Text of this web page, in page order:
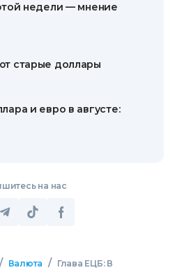
недели — мнение
старые доллары
и евро в августе:
на нас
/ Валюта /
Глава ЕЦБ: В